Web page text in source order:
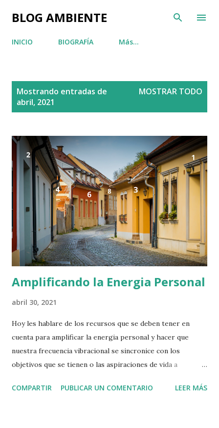
Ir al contenido principal
BLOG AMBIENTE
INICIO BIOGRAFÍA Más…
Mostrando entradas de
abril, 2021
MOSTRAR TODO
Amplificando la Energia Personal
abril 30, 2021
Hoy les hablare de los recursos que se deben tener en
cuenta para amplificar la energia personal y hacer que
nuestra frecuencia vibracional se sincronice con los
objetivos que se tienen o las aspiraciones de vida a
colores 🌈 ejercen una influencia muy importante en la vida
COMPARTIR PUBLICAR UN COMENTARIO LEER MÁS